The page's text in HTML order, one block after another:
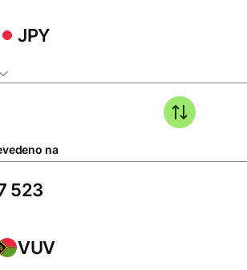
JPY
na
VUV